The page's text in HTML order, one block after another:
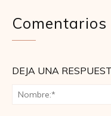
Comentarios
DEJA UNA